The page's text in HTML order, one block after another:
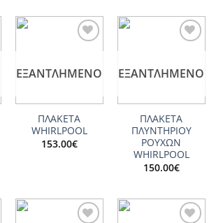
ΕΞΑΝΤΛΗΜΈΝΟ
ΠΛΑΚΕΤΑ
WHIRLPOOL
153.00€
ΕΞΑΝΤΛΗΜΈΝΟ
ΠΛΑΚΕΤΑ
ΠΛΥΝΤΗΡΙΟΥ
ΡΟΥΧΩΝ
WHIRLPOOL
150.00€